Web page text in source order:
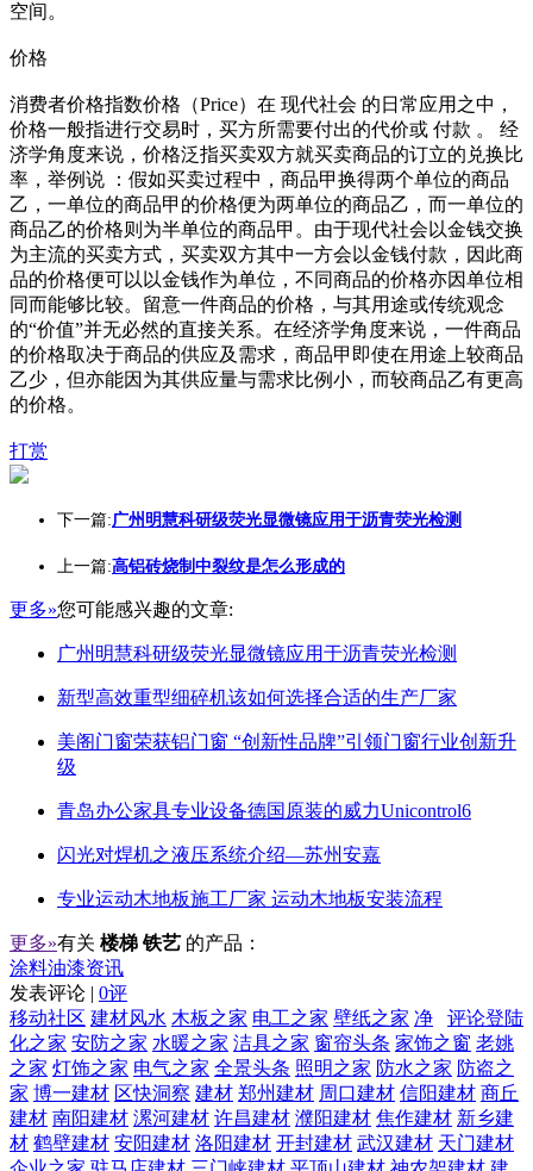
空间。
价格
消费者价格指数价格（Price）在 现代社会 的日常应用之中，
价格一般指进行交易时，买方所需要付出的代价或 付款 。 经
济学角度来说，价格泛指买卖双方就买卖商品的订立的兑换比
率，举例说 ：假如买卖过程中，商品甲换得两个单位的商品
乙，一单位的商品甲的价格便为两单位的商品乙，而一单位的
商品乙的价格则为半单位的商品甲。由于现代社会以金钱交换
为主流的买卖方式，买卖双方其中一方会以金钱付款，因此商
品的价格便可以以金钱作为单位，不同商品的价格亦因单位相
同而能够比较。留意一件商品的价格，与其用途或传统观念
的“价值”并无必然的直接关系。在经济学角度来说，一件商品
的价格取决于商品的供应及需求，商品甲即使在用途上较商品
乙少，但亦能因为其供应量与需求比例小，而较商品乙有更高
的价格。
打赏
下一篇:广州明慧科研级荧光显微镜应用于沥青荧光检测
上一篇:高铝砖烧制中裂纹是怎么形成的
更多»您可能感兴趣的文章:
广州明慧科研级荧光显微镜应用于沥青荧光检测
新型高效重型细碎机该如何选择合适的生产厂家
美阁门窗荣获铝门窗 “创新性品牌”引领门窗行业创新升
级
青岛办公家具专业设备德国原装的威力Unicontrol6
闪光对焊机之液压系统介绍—苏州安嘉
专业运动木地板施工厂家 运动木地板安装流程
更多»有关 楼梯 铁艺 的产品：
涂料油漆资讯
发表评论 | 0评
评论登陆
移动社区 建材风水 木板之家 电工之家 壁纸之家 净
化之家 安防之家 水暖之家 洁具之家 窗帘头条 家饰之窗 老姚
之家 灯饰之家 电气之家 全景头条 照明之家 防水之家 防盗之
家 博一建材 区快洞察 建材 郑州建材 周口建材 信阳建材 商丘
建材 南阳建材 漯河建材 许昌建材 濮阳建材 焦作建材 新乡建
材 鹤壁建材 安阳建材 洛阳建材 开封建材 武汉建材 天门建材